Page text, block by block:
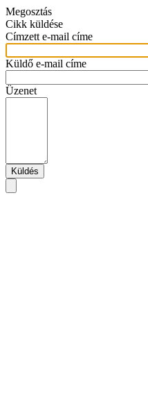
Megosztás
Cikk küldése
Címzett e-mail címe
Küldő e-mail címe
Üzenet